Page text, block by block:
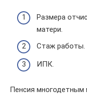
Размера
матери.
Стаж работы.
ИПК.
Пенсия многодетным